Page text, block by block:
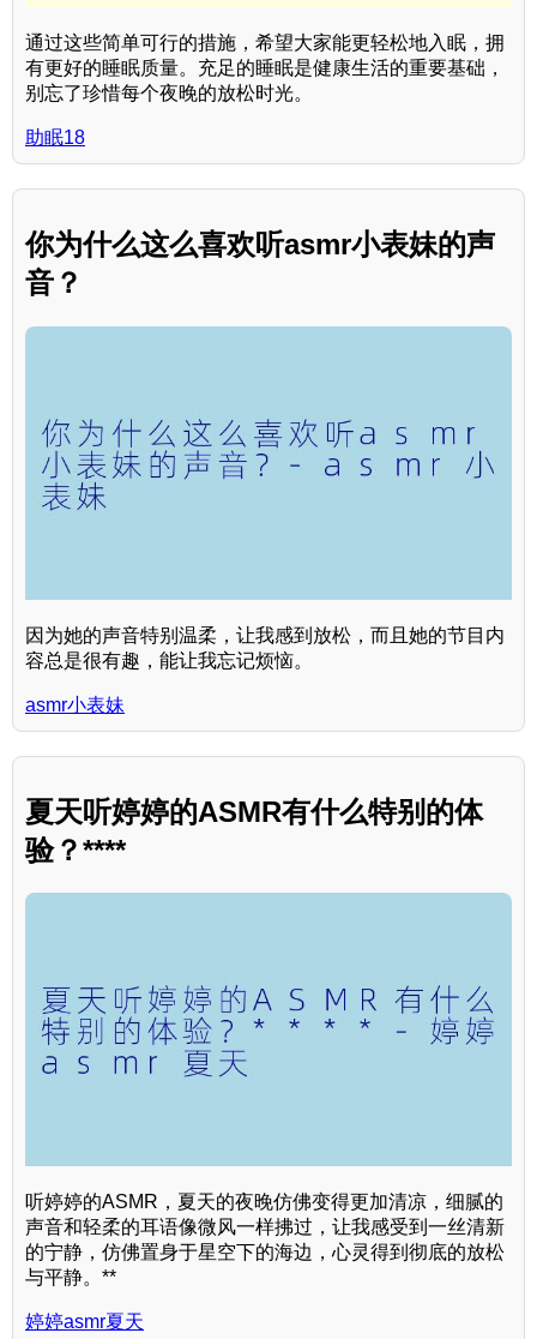
通过这些简单可行的措施，希望大家能更轻松地入眠，拥
有更好的睡眠质量。充足的睡眠是健康生活的重要基础，
别忘了珍惜每个夜晚的放松时光。
助眠18
你为什么这么喜欢听asmr小表妹的声
音？
因为她的声音特别温柔，让我感到放松，而且她的节目内
容总是很有趣，能让我忘记烦恼。
asmr小表妹
夏天听婷婷的ASMR有什么特别的体
验？****
听婷婷的ASMR，夏天的夜晚仿佛变得更加清凉，细腻的
声音和轻柔的耳语像微风一样拂过，让我感受到一丝清新
的宁静，仿佛置身于星空下的海边，心灵得到彻底的放松
与平静。**
婷婷asmr夏天